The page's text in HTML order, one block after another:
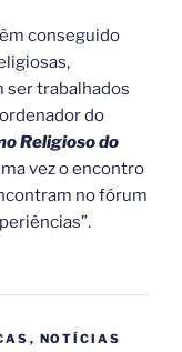
conseguido
ser trabalhados
do
Religioso do
vez o encontro
no fórum
, NOTÍCIAS